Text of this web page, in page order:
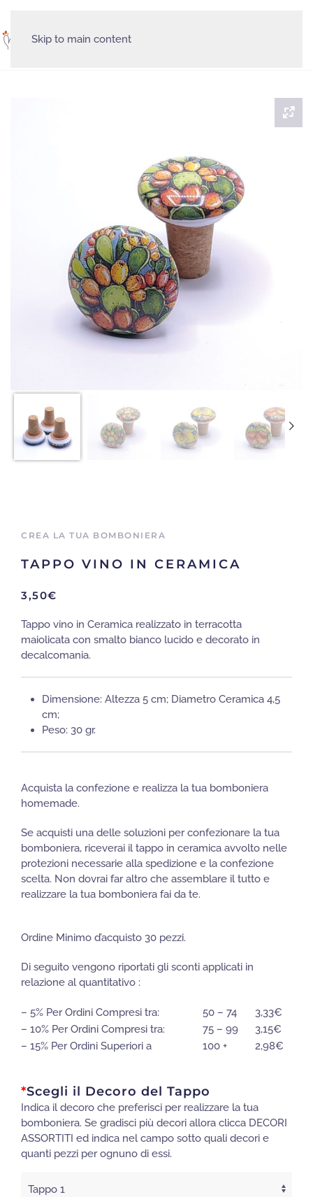
Skip to main content
CREA LA TUA BOMBONIERA
TAPPO VINO IN CERAMICA
3,50€
Tappo vino in Ceramica realizzato in terracotta
maiolicata con smalto bianco lucido e decorato in
decalcomania.
Dimensione: Altezza 5 cm; Diametro Ceramica 4,5
cm;
Peso: 30 gr.
Acquista la confezione e realizza la tua bomboniera
homemade.
Se acquisti una delle soluzioni per confezionare la tua
bomboniera, riceverai il tappo in ceramica avvolto nelle
protezioni necessarie alla spedizione e la confezione
scelta. Non dovrai far altro che assemblare il tutto e
realizzare la tua bomboniera fai da te.
Ordine Minimo d’acquisto 30 pezzi.
Di seguito vengono riportati gli sconti applicati in
relazione al quantitativo :
– 5% Per Ordini Compresi tra: 50 – 74 3,33€
– 10% Per Ordini Compresi tra:
75 – 99 3,15€
– 15% Per Ordini Superiori a
100 + 2,98€
*Scegli il Decoro del Tappo
Indica il decoro che preferisci per realizzare la tua
bomboniera. Se gradisci più decori allora clicca DECORI
ASSORTITI ed indica nel campo sotto quali decori e
quanti pezzi per ognuno di essi.